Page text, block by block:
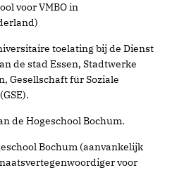
voor VMBO in
toelating bij de Dienst
de stad Essen, Stadtwerke
Gesellschaft für Soziale
de Hogeschool Bochum.
Bochum (aanvankelijk
voor